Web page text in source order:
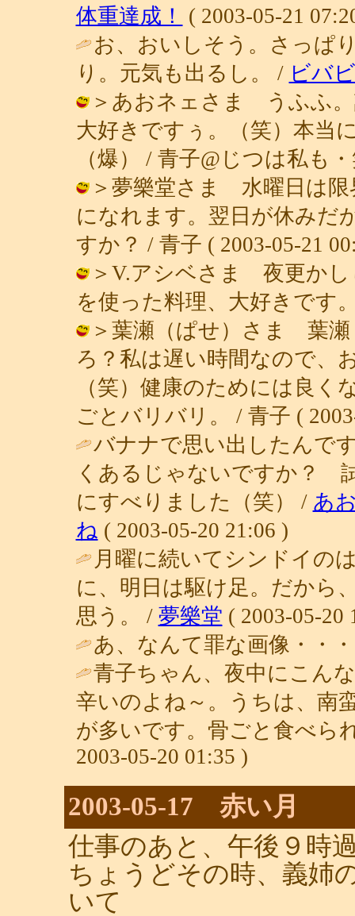
体重達成！
( 2003-05-21
お、おいしそう。さっぱ
り。元気も出るし。 / ビバ
＞あおネェさま うふふ
大好きですぅ。（笑）本当
（爆） / 青子@じつは私も
＞夢樂堂さま 水曜日は限
になれます。翌日が休みだ
すか？ / 青子 ( 2003-05-21
＞V.アシベさま 夜更かし
を使った料理、大好きです
＞葉瀬（ぱせ）さま 葉瀬
ろ？私は遅い時間なので、
（笑）健康のためには良
ごとバリバリ。 / 青子 (
バナナで思い出したんで
くあるじゃないですか？
にすべりました（笑） / あ
ね ( 2003-05-20 21:06 )
月曜に続いてシンドイの
に、明日は駆け足。だから
思う。 / 夢樂堂 ( 2003-05-20
あ、なんて罪な画像・・
青子ちゃん、夜中にこん
辛いのよね～。うちは、南
が多いです。骨ごと食べら
2003-05-20 01:35 )
2003-05-17 赤い月
仕事のあと、午後９時
ちょうどその時、義姉
いて